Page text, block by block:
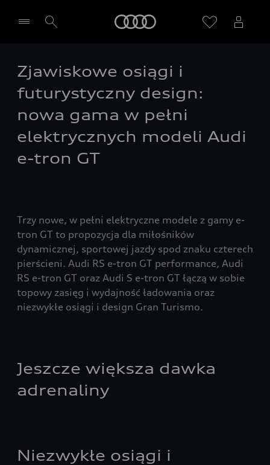
Wybierz Twojego Partnera Audi
Zjawiskowe osiągi i
futurystyczny design:
nowa gama w pełni
elektrycznych modeli Audi
e-tron GT
Trzy nowe, w pełni elektryczne modele z gamy e-
tron GT to propozycja dla miłośników
dynamicznej, sportowej jazdy spod znaku czterech
pierścieni. Audi RS e-tron GT performance, Audi
RS e-tron GT oraz Audi S e-tron GT łączą w sobie
topowy zasięg i wydajność ładowania oraz
niezwykłe osiągi i design Gran Turismo.
Jeszcze większa dawka
adrenaliny
Niezwykłe osiągi i